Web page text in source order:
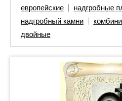
европейские
надгробные
надгробный камни
двойные